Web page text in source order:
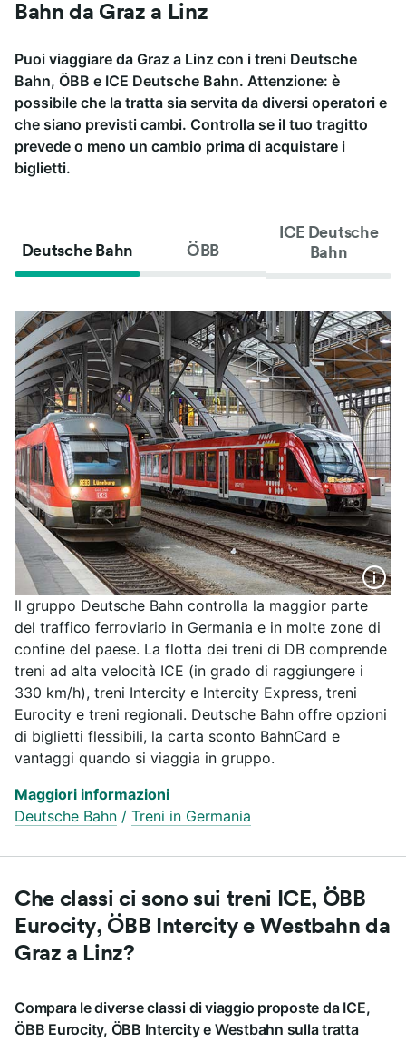
Bahn da Graz a Linz
Puoi viaggiare da Graz a Linz con i treni Deutsche
Bahn, ÖBB e ICE Deutsche Bahn. Attenzione: è
possibile che la tratta sia servita da diversi operatori e
che siano previsti cambi. Controlla se il tuo tragitto
prevede o meno un cambio prima di acquistare i
biglietti.
Deutsche Bahn ÖBB
ICE Deutsche
Bahn
Il gruppo Deutsche Bahn controlla la maggior parte
del traffico ferroviario in Germania e in molte zone di
confine del paese. La flotta dei treni di DB comprende
treni ad alta velocità ICE (in grado di raggiungere i
330 km/h), treni Intercity e Intercity Express, treni
Eurocity e treni regionali. Deutsche Bahn offre opzioni
di biglietti flessibili, la carta sconto BahnCard e
vantaggi quando si viaggia in gruppo.
Maggiori informazioni
Deutsche Bahn / Treni in Germania
Che classi ci sono sui treni ICE, ÖBB
Eurocity, ÖBB Intercity e Westbahn da
Graz a Linz?
Compara le diverse classi di viaggio proposte da ICE,
ÖBB Eurocity, ÖBB Intercity e Westbahn sulla tratta